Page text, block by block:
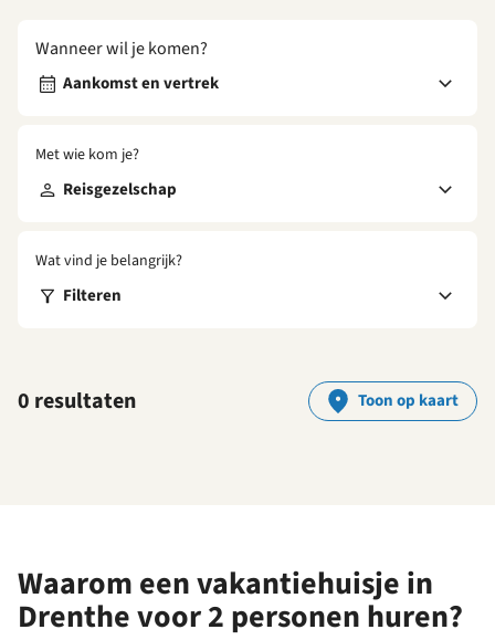
Wanneer wil je komen?
Aankomst en vertrek
Met wie kom je?
Reisgezelschap
Wat vind je belangrijk?
Filteren
0 resultaten Toon op kaart
Waarom een vakantiehuisje in
Drenthe voor 2 personen huren?